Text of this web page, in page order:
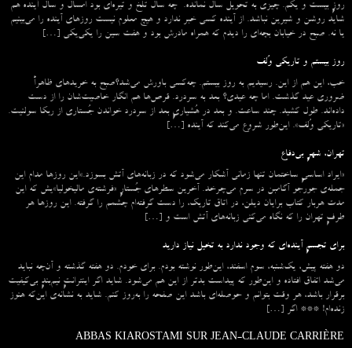
روزِ بیست و یکم. چیزی به تحویل سال نمانده. چه سال تلخ و تیره‌ای بود امسال و سال آینده هم
شاید روشن و شیرین نباشد. از آینده کسی خبر ندارد و هیچ معلوم نیست روزهای آینده را می‌بینیم
یا نه. صبح در خیابان بچه‌ای را دیدم که همراه مادرش بود و هفت سین را یکی‌یکی […]
روز بیستم و تاریکی وُلف
خب، این هم از این. رسیدیم به روز بیستم. چه‌کسی باورش می‌شد؟صبح به خریدهای ظاهراً
ضروری عید گذشت. اما چه عیدی؟ بعد به سردرد. قرص‌ها هم انگار خاصیت‌شان را از دست
داده‌اند. طول کشید. چند ساعت. و بعد در هُشیاریِ بعد از سردرد خواندن جُستاری از ربکا سولنیت.
«تاریکی وُلف». این‌طور شروع می‌‌کند که آینده […]
تهران، شهرِ بی‌دفاع
«ایراد اساسیِ ساختمان تنها زمانی آشکار می‌شود که در زبانه‌‌های آتش بسوزد.»این روزها مدام این
جمله‌ی جورجو آگامبن در سرم می‌چرخد. آخرین سطرهای جُستارِ «فرشته‌ی مالیخولیا»یش که این
مدت هربار کتاب برایان دیلن، در اتاق تاریک، را دست گرفته‌ام چشمم را گرفته. این روزها هر
طرفِ تهران را که نگاه می‌کنی زبانه‌های آتش است و […]
برای تجسمِ آینده‌ای که وجود ندارد به تخیل نیاز دارید
دو هفته پیش، یک‌شنبه، سوم اسفند، این‌طور نوشته بودم. برای خودم. دو هفته گذشته و آن‌چه نباید
می‌شد اتفاق افتاده و این‌طور که پیداست بدتر از این هم می‌شود. شاید اگر اینترانتِ نیم‌بندِ بی‌کیفیت
برقرار باشد، هر وقت بتوانم و حوصله‌ای باشد این صفحه را به‌روز کنم. شاید به نشانه‌ی این‌که هنوز
زنده‌ام! *** اگر […]
ABBAS KIAROSTAMI SUR JEAN-CLAUDE CARRIÈRE